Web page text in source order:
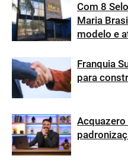
Com 8
Maria
modelo e
Franquia
para